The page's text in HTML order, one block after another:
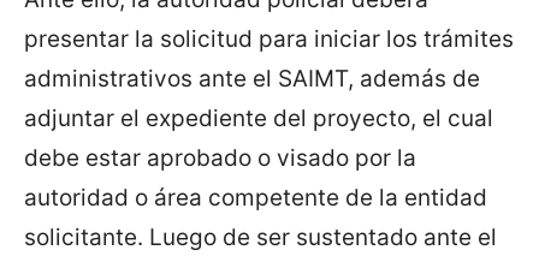
presentar la solicitud para iniciar los trámites
administrativos ante el SAIMT, además de
adjuntar el expediente del proyecto, el cual
debe estar aprobado o visado por la
autoridad o área competente de la entidad
solicitante. Luego de ser sustentado ante el